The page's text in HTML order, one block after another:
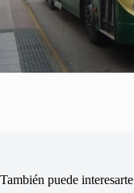
También puede interesarte